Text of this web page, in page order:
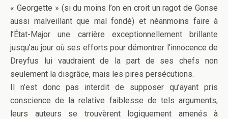
« Georgette » (si du moins l’on en croit un ragot de Gonse
aussi malveillant que mal fondé) et néanmoins faire à
l’État-Major une carrière exceptionnellement brillante
jusqu’au jour où ses efforts pour démontrer l’innocence de
Dreyfus lui vaudraient de la part de ses chefs non
seulement la disgrâce, mais les pires persécutions.
Il n’est donc pas interdit de supposer qu’ayant pris
conscience de la relative faiblesse de tels arguments,
leurs auteurs se trouvèrent logiquement amenés à